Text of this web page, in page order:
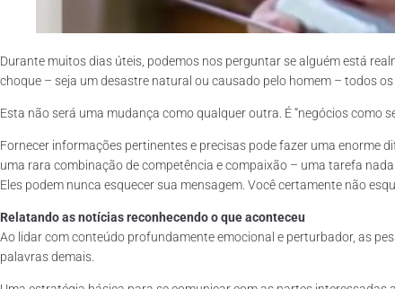
Durante muitos dias úteis, podemos nos perguntar se alguém está
choque – seja um desastre natural ou causado pelo homem – todos
Esta não será uma mudança como qualquer outra. É “negócios como
Fornecer informações pertinentes e precisas pode fazer uma enorme
uma rara combinação de competência e compaixão – uma tarefa
Eles podem nunca esquecer sua mensagem. Você certamente não
Relatando as notícias reconhecendo o que aconteceu
Ao lidar com conteúdo profundamente emocional e perturbador, as
palavras demais.